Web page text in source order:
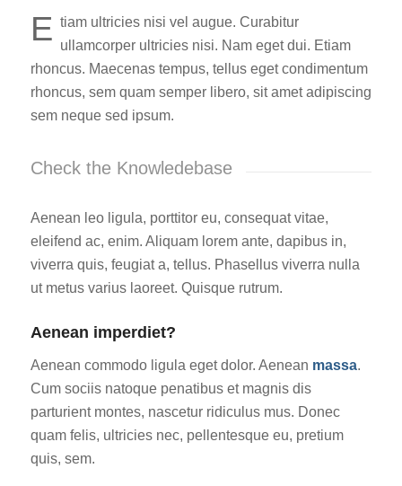
E tiam ultricies nisi vel augue. Curabitur
ullamcorper ultricies nisi. Nam eget dui. Etiam
rhoncus. Maecenas tempus, tellus eget condimentum
rhoncus, sem quam semper libero, sit amet adipiscing
sem neque sed ipsum.
Check the Knowledebase
Aenean leo ligula, porttitor eu, consequat vitae,
eleifend ac, enim. Aliquam lorem ante, dapibus in,
viverra quis, feugiat a, tellus. Phasellus viverra nulla
ut metus varius laoreet. Quisque rutrum.
Aenean imperdiet?
Aenean commodo ligula eget dolor. Aenean massa.
Cum sociis natoque penatibus et magnis dis
parturient montes, nascetur ridiculus mus. Donec
quam felis, ultricies nec, pellentesque eu, pretium
quis, sem.